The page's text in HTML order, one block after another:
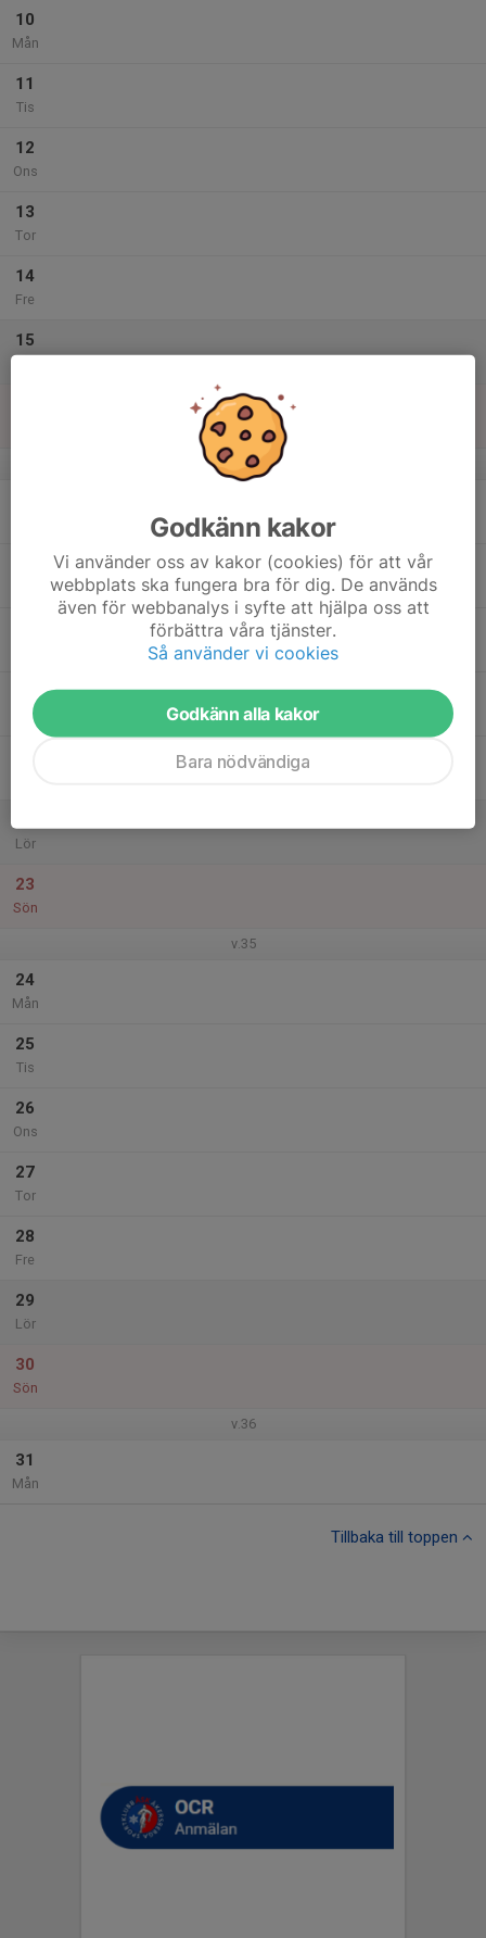
10
Mån
11
Tis
12
Ons
13
Tor
14
Fre
15
v.34
Tor
Lör
23
Sön
v.35
24
Mån
25
Tis
26
Ons
27
Tor
28
Fre
29
Lör
30
Sön
v.36
31
Mån
Tillbaka till toppen
Godkänn kakor
Vi använder oss av kakor (cookies) för att vår
webbplats ska fungera bra för dig. De används
även för webbanalys i syfte att hjälpa oss att
förbättra våra tjänster.
Så använder vi cookies
Godkänn alla kakor
Bara nödvändiga